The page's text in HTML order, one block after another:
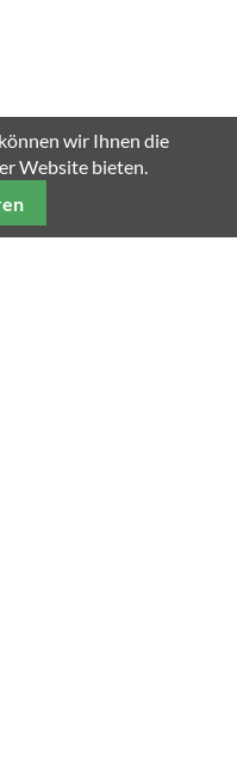
wir Ihnen die
Website bieten.